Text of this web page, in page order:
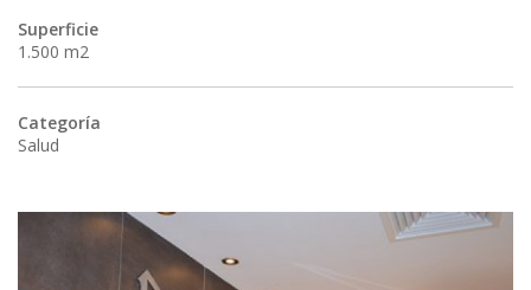
Superficie
1.500 m2
Categoría
Salud